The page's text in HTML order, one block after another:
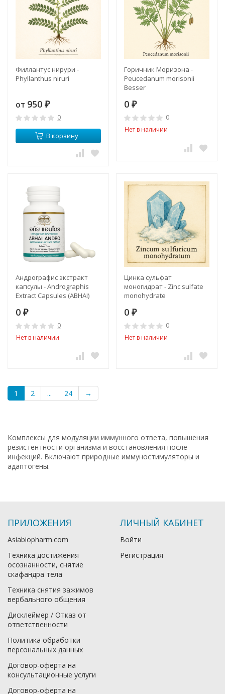
Филлантус нирури -
Phyllanthus niruri
от 950 ₽
0
В корзину
Горичник Моризона -
Peucedanum morisonii
Besser
0 ₽
0
Нет в наличии
Андрографис экстракт
капсулы - Andrographis
Extract Capsules (ABHAI)
0 ₽
0
Нет в наличии
Цинка сульфат
моногидрат - Zinc sulfate
monohydrate
0 ₽
0
Нет в наличии
1 2 ... 24 →
Комплексы для модуляции иммунного ответа, повышения
резистентности организма и восстановления после
инфекций. Включают природные иммуностимуляторы и
адаптогены.
ПРИЛОЖЕНИЯ
Asiabiopharm.com
Техника достижения
осознанности, снятие
скафандра тела
Техника снятия зажимов
вербального общения
Дисклеймер / Отказ от
ответственности
Политика обработки
персональных данных
Договор-оферта на
консультационные услуги
Договор-оферта на
ЛИЧНЫЙ КАБИНЕТ
Войти
Регистрация